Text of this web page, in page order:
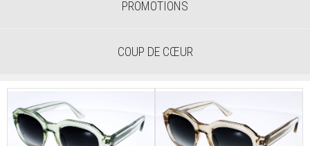
PROMOTIONS
COUP DE CŒUR